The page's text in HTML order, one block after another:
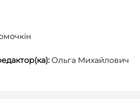
Ольга Михайлович